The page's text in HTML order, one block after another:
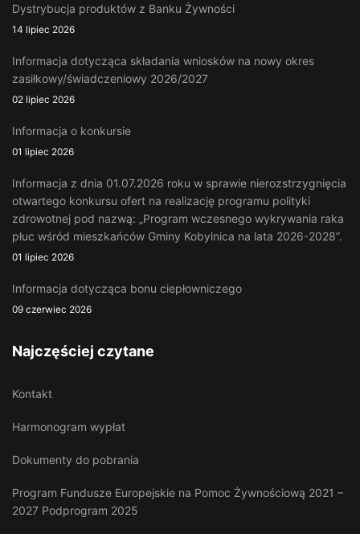
Dystrybucja produktów z Banku Żywności
14 lipiec 2026
Informacja dotycząca składania wniosków na nowy okres
zasiłkowy/świadczeniowy 2026/2027
02 lipiec 2026
Informacja o konkursie
01 lipiec 2026
Informacja z dnia 01.07.2026 roku w sprawie nierozstrzygnięcia
otwartego konkursu ofert na realizację programu polityki
zdrowotnej pod nazwą: „Program wczesnego wykrywania raka
płuc wśród mieszkańców Gminy Kobylnica na lata 2026-2028”.
01 lipiec 2026
Informacja dotycząca bonu ciepłowniczego
09 czerwiec 2026
Najczęściej czytane
Kontakt
Harmonogram wypłat
Dokumenty do pobrania
Program Fundusze Europejskie na Pomoc Żywnościową 2021 –
2027 Podprogram 2025